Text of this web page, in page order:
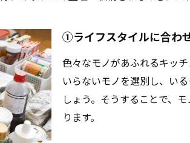
①ライフスタイルに合わ
色々なモノがあふれるキッ
いらないモノを選別し、い
しょう。そうすることで、
ります。